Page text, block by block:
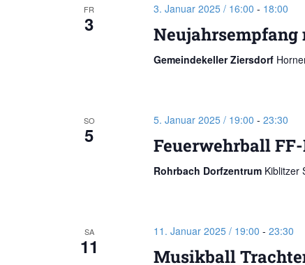
FR
3
3. Januar 2025 / 16:00 - 18:00
Neujahrsempfang
Gemeindekeller Ziersdorf
SO
5
5. Januar 2025 / 19:00 - 23:30
Feuerwehrball
Rohrbach Dorfzentrum Kiblitzer
SA
11
11. Januar 2025 / 19:00 - 23:30
Musikball